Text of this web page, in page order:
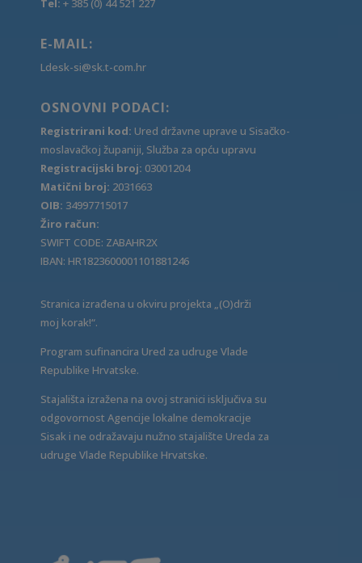
Tel: + 385 (0) 44 521 227
E-MAIL:
Ldesk-si@sk.t-com.hr
OSNOVNI PODACI:
Registrirani kod: Ured državne uprave u Sisačko-
moslavačkoj županiji, Služba za opću upravu
Registracijski broj: 03001204
Matični broj: 2031663
OIB: 34997715017
Žiro račun:
SWIFT CODE: ZABAHR2X
IBAN: HR1823600001101881246
Stranica izrađena u okviru projekta „(O)drži
moj korak!“.
Program sufinancira Ured za udruge Vlade
Republike Hrvatske.
Stajališta izražena na ovoj stranici isključiva su
odgovornost Agencije lokalne demokracije
Sisak i ne odražavaju nužno stajalište Ureda za
udruge Vlade Republike Hrvatske.